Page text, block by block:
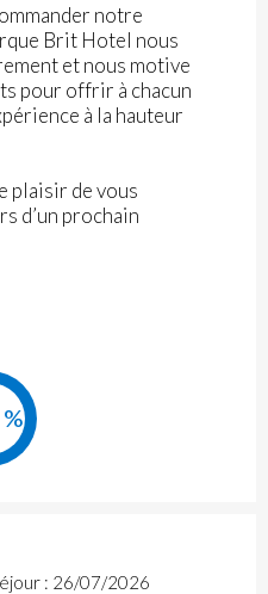
notre
Brit Hotel nous
et nous motive
pour offrir à chacun
à la hauteur
plaisir de vous
d’un prochain
: 26/07/2026